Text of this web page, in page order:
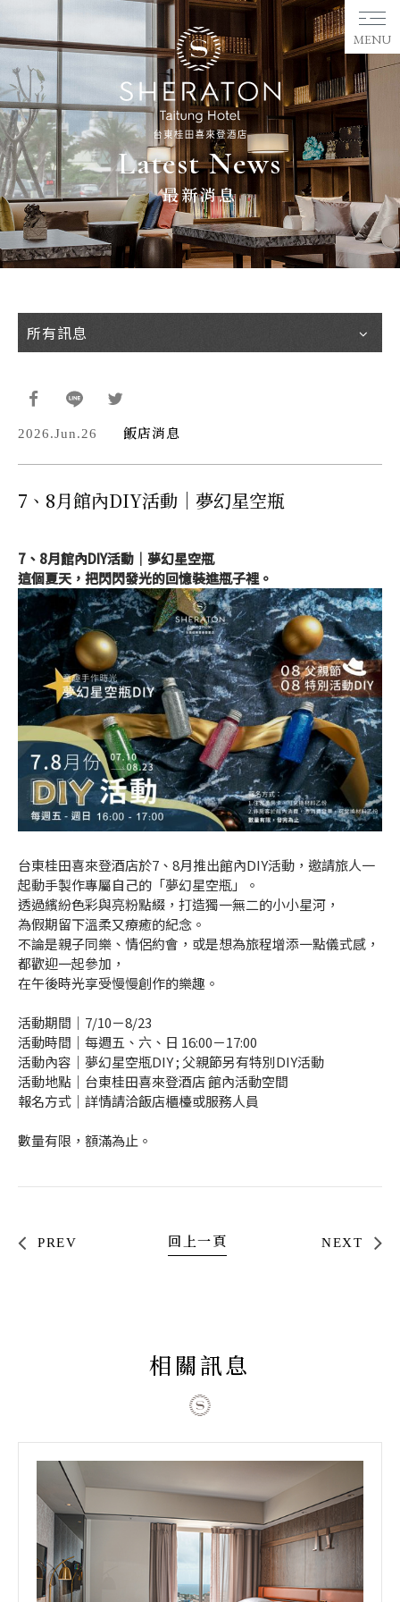
MENU
Latest News
最新消息
所有訊息
2026.Jun.26 飯店消息
7、8月館內DIY活動｜夢幻星空瓶
7、8月館內DIY活動｜夢幻星空瓶
這個夏天，把閃閃發光的回憶裝進瓶子裡。
台東桂田喜來登酒店於7、8月推出館內DIY活動，邀請旅人一
起動手製作專屬自己的「夢幻星空瓶」。
透過繽紛色彩與亮粉點綴，打造獨一無二的小小星河，
為假期留下溫柔又療癒的紀念。
不論是親子同樂、情侶約會，或是想為旅程增添一點儀式感，
都歡迎一起參加，
在午後時光享受慢慢創作的樂趣。
活動期間｜7/10－8/23
活動時間｜每週五、六、日 16:00－17:00
活動內容｜夢幻星空瓶DIY ; 父親節另有特別DIY活動
活動地點｜台東桂田喜來登酒店 館內活動空間
報名方式｜詳情請洽飯店櫃檯或服務人員
數量有限，額滿為止。
PREV 回上一頁 NEXT
相關訊息